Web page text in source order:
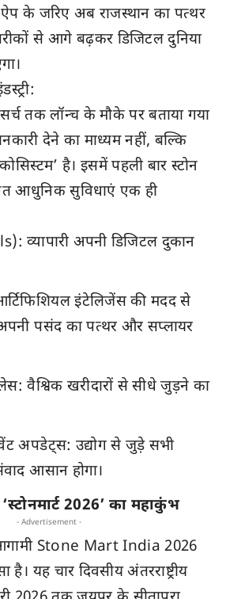
ऐप के जरिए अब राजस्थान का पत्थर
से आगे बढ़कर डिजिटल दुनिया
तक लॉन्च के मौके पर बताया गया
देने का माध्यम नहीं, बल्कि
है। इसमें पहली बार स्टोन
आधुनिक सुविधाएं एक ही
व्यापारी अपनी डिजिटल दुकान
इंटेलिजेंस की मदद से
पसंद का पत्थर और सप्लायर
वैश्विक खरीदारों से सीधे जुड़ने का
अपडेट्स: उद्योग से जुड़े सभी
आसान होगा।
2026’ का महाकुंभ
- Advertisement -
Stone Mart India 2026
है। यह चार दिवसीय अंतरराष्ट्रीय